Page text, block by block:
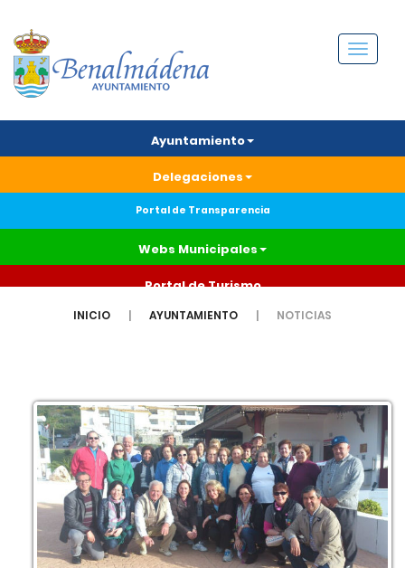
Menú
Ayuntamiento
Delegaciones
Portal de Transparencia
Webs Municipales
Portal de Turismo
INICIO AYUNTAMIENTO NOTICIAS